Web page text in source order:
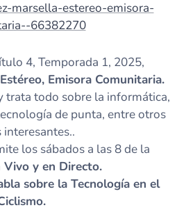
marsella-estereo-emisora-
66382270
4, Temporada 1, 2025,
Emisora Comunitaria.
trata todo sobre la informática,
de punta, entre otros
interesantes..
los sábados a las 8 de la
Vivo y en Directo.
sobre la Tecnología en el